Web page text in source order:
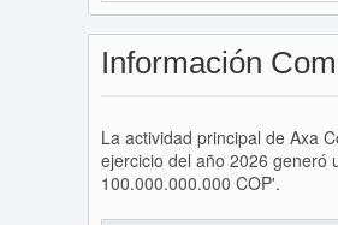
Información
La actividad principal de Axa
ejercicio del año 2026 generó
100.000.000.000 COP'.